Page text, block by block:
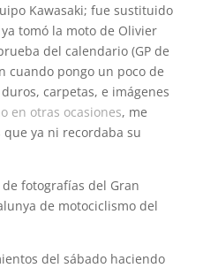
Kawasaki; fue sustituido
tomó la moto de Olivier
del calendario (GP de
cuando pongo un poco de
carpetas, e imágenes
en otras ocasiones, me
ya ni recordaba su
fotografías del Gran
de motociclismo del
del sábado haciendo